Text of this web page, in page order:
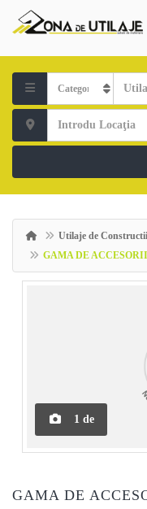
Utilaje de Constructii
GAMA DE
1 de
GAMA DE